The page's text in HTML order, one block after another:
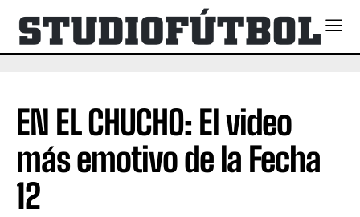
EN EL CHUCHO: El video
más emotivo de la Fecha
12